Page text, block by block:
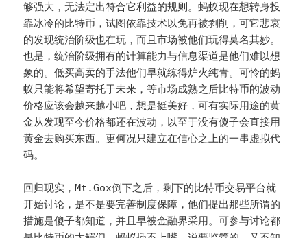
够强大，无法定出符合它利益的规则。蚂蚁现在想转身投
靠冰冷的比特币，试图依靠技术以免再被剥削，可它悲哀
的发现统治阶级也在玩，而且市场被他们玩得莫名其妙。
也是，统治阶级拥有的计算能力与信息渠道是他们难以想
象的。低买高卖的手法他们早就练得炉火纯青。可怜的蚂
蚁只能将希望寄托于未来，等市场成熟之后比特币的波动
价格应该会越来越小吧，想是挺美好，可有实际用途的黄
金从发现至今价格都还在波动，以至于没有傻子会直接用
黄金去购买东西。更何况只建立在信心之上的一串虚拟代
码。
回归现实，Mt.Gox倒下之后，剩下的比特币交易平台就
开始讨论，是不是要完善制度保障，他们提出那些所谓的
措施是傻子都知道，并且早被金融界采用。可参与讨论都